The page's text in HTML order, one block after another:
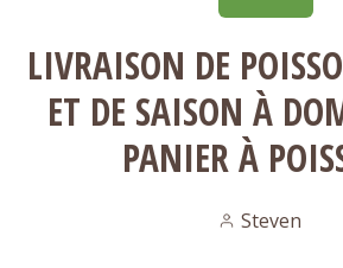
LIVRAISON DE
ET DE SAISON À
PANIER À
Steven